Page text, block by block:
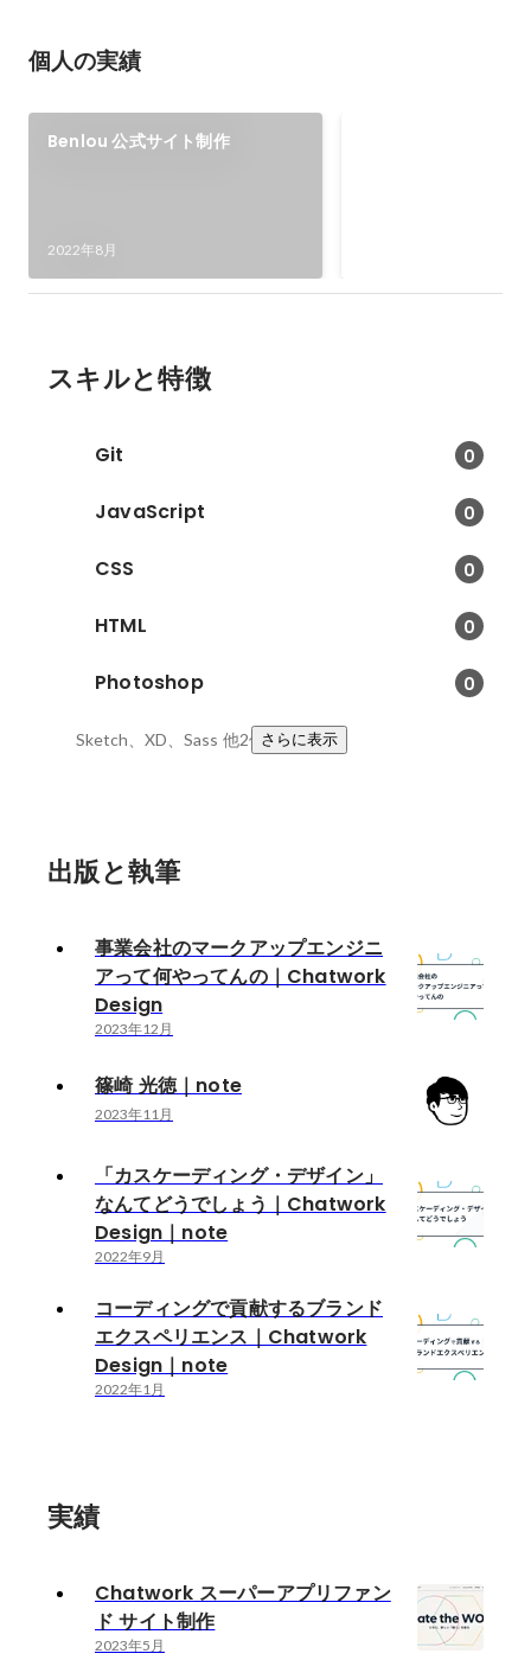
個人の実績
Benlou 公式サイト制作
2022年8月
スキルと特徴
Git 0
JavaScript 0
CSS 0
HTML 0
Photoshop 0
Sketch、XD、Sass 他2件さらに表示
出版と執筆
事業会社のマークアップエンジニ
アって何やってんの｜Chatwork
Design
2023年12月
篠崎 光徳｜note
2023年11月
「カスケーディング・デザイン」
なんてどうでしょう｜Chatwork
Design｜note
2022年9月
コーディングで貢献するブランド
エクスペリエンス｜Chatwork
Design｜note
2022年1月
実績
Chatwork スーパーアプリファン
ド サイト制作
2023年5月